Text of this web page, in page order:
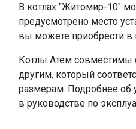
В котлах "Житомир-10"
предусмотрено место
вы можете приобрести в
Котлы Атем совместимы
другим, который
размерам. Подробнее об
в руководстве по